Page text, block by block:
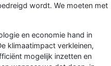
wordt. We moeten met
en economie hand in
klimaatimpact verkleinen,
mogelijk inzetten en